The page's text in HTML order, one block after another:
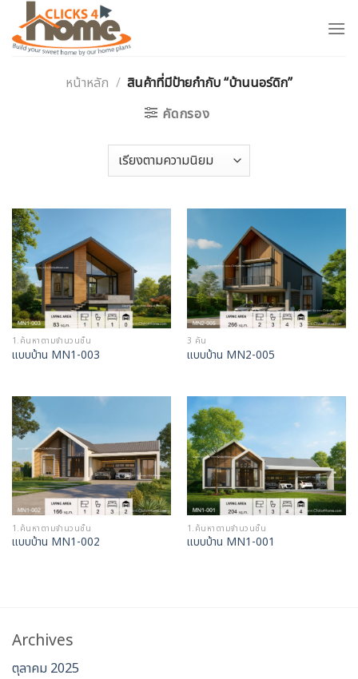
content
หน้าหลัก / สินค้าที่มีป้ายกำกับ “บ้านนอร์ดิก”
คัดกรอง
1.ค้นหาตามจำนวนชั้น
แบบบ้าน MN1-003
3 คัน
แบบบ้าน MN2-005
1.ค้นหาตามจำนวนชั้น
แบบบ้าน MN1-002
1.ค้นหาตามจำนวนชั้น
แบบบ้าน MN1-001
Archives
ตุลาคม 2025